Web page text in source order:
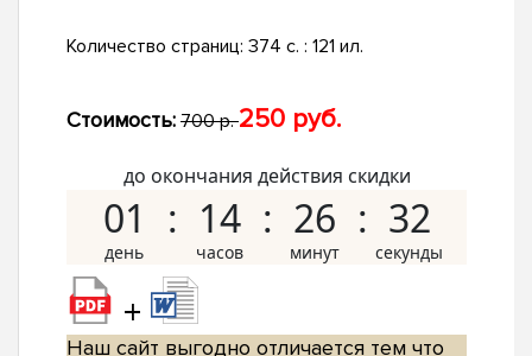
Количество страниц: 374 с. : 121 ил.
Стоимость: 700 р.250 руб.
до окончания действия скидки
01 14 26 31
+
Наш сайт выгодно отличается тем что